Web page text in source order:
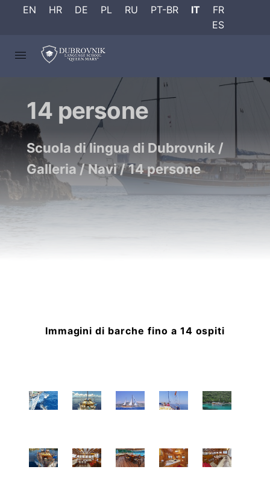
EN HR DE PL RU PT-BR IT
FR
ES
14 persone
Scuola di lingua di Dubrovnik /
Galleria/Navi/14 persone
Immagini di barche fino a 14 ospiti